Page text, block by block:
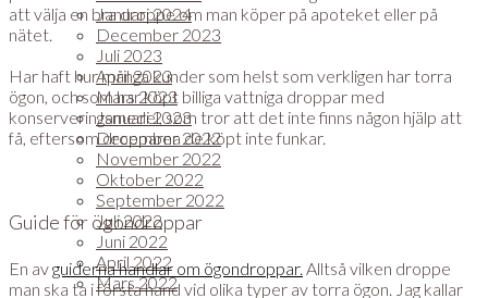
Januari 2024
December 2023
Juli 2023
April 2023
Mars 2023
Januari 2023
December 2022
November 2022
Oktober 2022
September 2022
Juli 2022
Juni 2022
April 2022
Mars 2022
att välja en bra droppe om man köper på apoteket eller på
nätet.
Har haft hur många kunder som helst som verkligen har torra
ögon, och som har köpt billiga vattniga droppar med
konserveringsmedel, som tror att det inte finns någon hjälp att
få, eftersom dropparna de köpt inte funkar.
Guide för ögondroppar
En avguiderna handlar om ögondroppar. Alltså vilken droppe
man ska ta i första hand vid olika typer av torra ögon. Jag kallar